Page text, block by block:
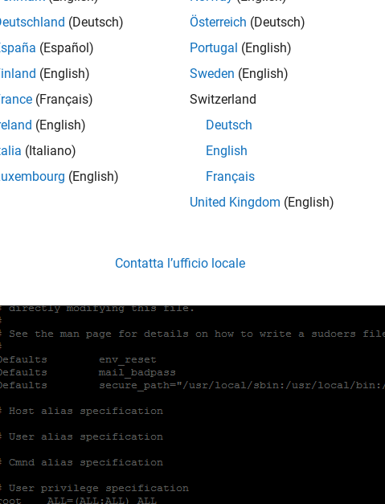
passwordless sudo access by adding this line:
name> ALL=(ALL:ALL) NOPASSWD:ALL
example, to provide passwordless sudo access to a user
ALL=(ALL:ALL) NOPASSWD:ALL
(Deutsch)
(Español)
(English)
(Français)
(English)
(Italiano)
(English)
Österreich (Deutsch)
Portugal (English)
Sweden (English)
Switzerland
Deutsch
English
Français
United Kingdom (English)
Contatta l’ufficio locale